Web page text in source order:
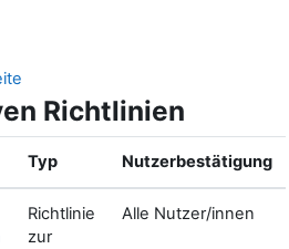
Richtlinien
Typ Nutzerbestätigung
Richtlinie
zur
Alle Nutzer/innen